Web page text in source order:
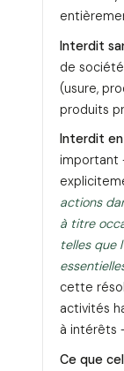
Interdit
de
(usure,
produits
Interdit
important
actions
à titre
telles que
cette
activités
à intérêts
Ce que